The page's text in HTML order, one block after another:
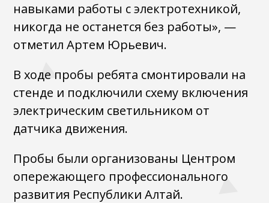
навыками работы с электротехникой,
никогда не останется без работы», —
отметил Артем Юрьевич.
В ходе пробы ребята смонтировали на
стенде и подключили схему включения
электрическим светильником от
датчика движения.
Пробы были организованы Центром
опережающего профессионального
развития Республики Алтай.